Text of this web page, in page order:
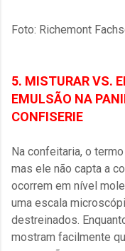
Foto: Richemont
5. MISTURAR VS.
EMULSÃO NA
CONFISERIE
Na confeitaria, o
mas ele não capta a
ocorrem em nível
uma escala
destreinados.
mostram facilmente